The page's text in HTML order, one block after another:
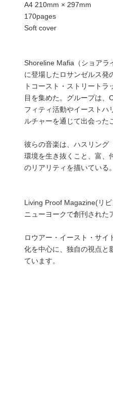
A4 210mm × 297mm
170pages
Soft cover
Shoreline Mafia（ショアラ
に登場したロサンゼルス発
トコースト・ストリート
目を集めた。グループは、
フィティ活動やイーストハ
ルチャーを通じて出会った
彼らの音楽は、ハスリング
環境を生き抜くこと、富、
のリアリティを描いている。
Living Proof Magazine(リビ
ニューヨークで創刊された
ロウアー・イースト・サイ
化を中心に、独自の視点と
ています。